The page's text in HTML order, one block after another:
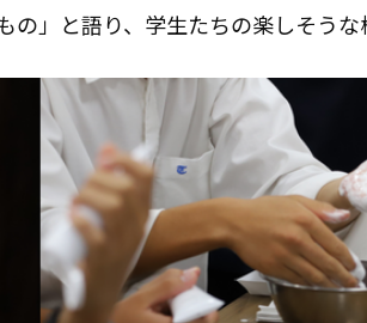
の」と語り、学生たちの楽しそう